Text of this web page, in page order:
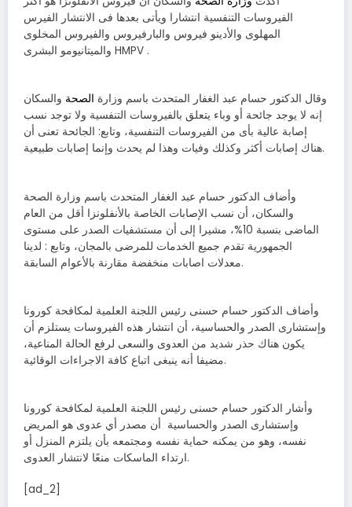
الفيروسات التنفسية انتشارا ويأتى بعدها فى الانتشار الفيرس
المهلوى والأدينو فيروس والبارفيروس والفيروس المخلوى
والميتانيومو البشرى HMPV .
وقال الدكتور حسام عبد الغفار المتحدث باسم وزارة الصحة والسكان
إنه لا يوجد جائحة أو وباء يتعلق بالفيروسات التنفسية ولا توجد نسب
إصابة عالية بأى من الفيروسات التنفسية، وتابع: الجائحة تعنى أن
هناك إصابات أكثر وكذلك وفيات وهذا لم يحدث وإنما إصابات طبيعية.
وأضاف الدكتور حسام عبد الغفار المتحدث باسم وزارة الصحة
والسكان، أن نسب الإصابات الخاصة بالأنفلونزا أقل من العام
الماضى بنسبة 10%، مشيرا إلى أن مستشفيات الصدر على مستوى
الجمهورية تقدم جميع الخدمات للمرضى بالمجان، وتابع : لدينا
معدلات اصابات منخفضة مقارنة بالأعوام السابقة.
وأضاف الدكتور حسام حسنى رئيس اللجنة العلمية لمكافحة كورونا
وإستشارى الصدر والحساسية، أن انتشار هذه الفيروسات يستلزم أن
يكون هناك حذر شديد من العدوى والسعى لرفع الحالة المناعية،
مضيفا أنه ينبغى اتباع كافة الاجراءات الوقائية.
وأشار الدكتور حسام حسنى رئيس اللجنة العلمية لمكافحة كورونا
وإستشارى الصدر والحساسية أن مصدر أي عدوى هو المريض
نفسه، وهو من يمكنه حماية نفسه ومجتمعه بأن يلتزم المنزل أو
ارتداء الماسكات منعًا لانتشار العدوى.
[ad_2]